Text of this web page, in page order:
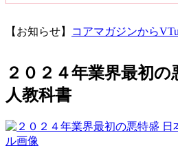
ス
ッ
す
る
【お知らせ】 コアマガジンから
２０２４年業界最初
人教科書